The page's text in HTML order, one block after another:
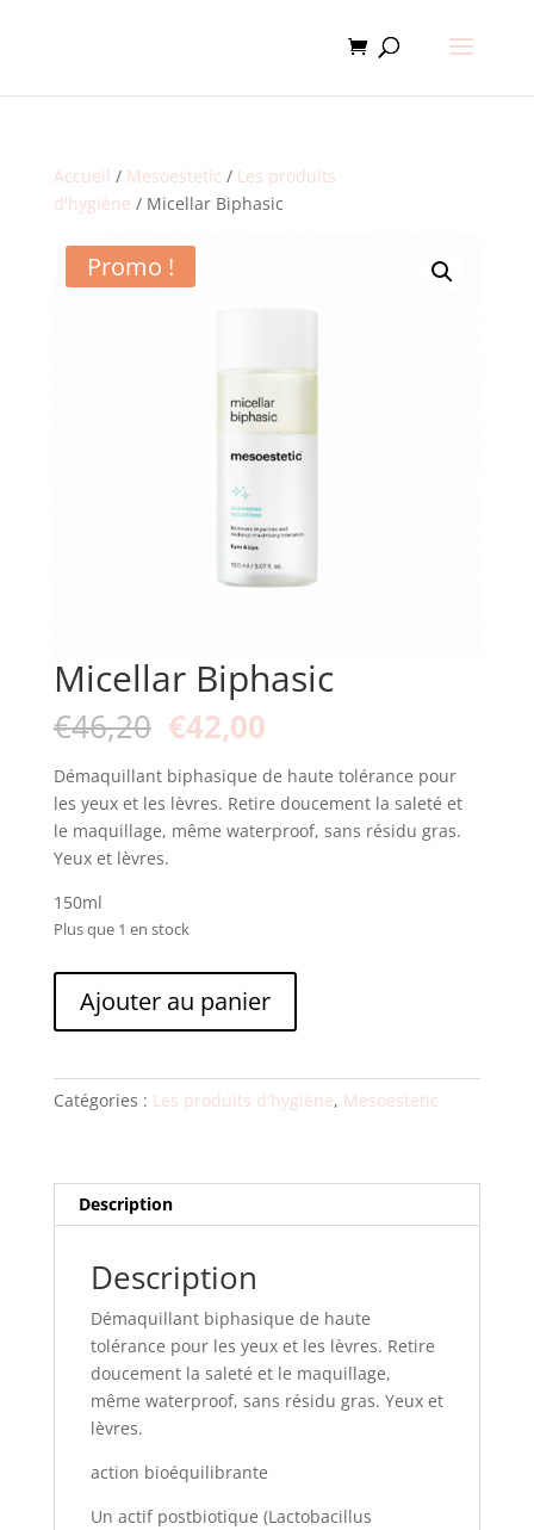
Accueil / Mesoestetic / Les produits
d'hygiène / Micellar Biphasic
Promo !
Micellar Biphasic
€46,20 Le
prix
initial
était :
€46,20.
€42,00Le
actuel
est :
€42,00.
Démaquillant biphasique de haute tolérance pour
les yeux et les lèvres. Retire doucement la saleté et
le maquillage, même waterproof, sans résidu gras.
Yeux et lèvres.
150ml
Plus que 1 en stock
Ajouter au panier
Catégories : Les produits d'hygiène, Mesoestetic
Description
Description
Démaquillant biphasique de haute
tolérance pour les yeux et les lèvres. Retire
doucement la saleté et le maquillage,
même waterproof, sans résidu gras. Yeux et
lèvres.
action bioéquilibrante
Un actif postbiotique (Lactobacillus